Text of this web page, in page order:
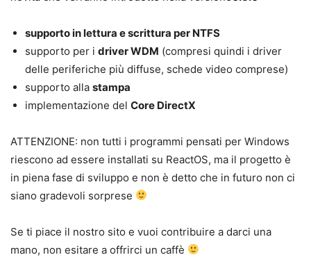
supporto in lettura e scrittura per NTFS
supporto per i driver WDM (compresi quindi i driver
delle periferiche più diffuse, schede video comprese)
supporto alla stampa
implementazione del Core DirectX
ATTENZIONE: non tutti i programmi pensati per Windows
riescono ad essere installati su ReactOS, ma il progetto è
in piena fase di sviluppo e non è detto che in futuro non ci
siano gradevoli sorprese
Se ti piace il nostro sito e vuoi contribuire a darci una
mano, non esitare a offrirci un caffè